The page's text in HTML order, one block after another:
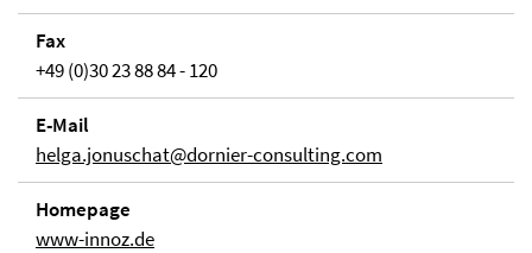
Fax
+49 (0)30 23 88 84 - 120
E-Mail
helga.jonuschat@dornier-consulting.com
Homepage
www-innoz.de